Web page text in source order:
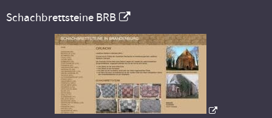
Schachbrettsteine BRB